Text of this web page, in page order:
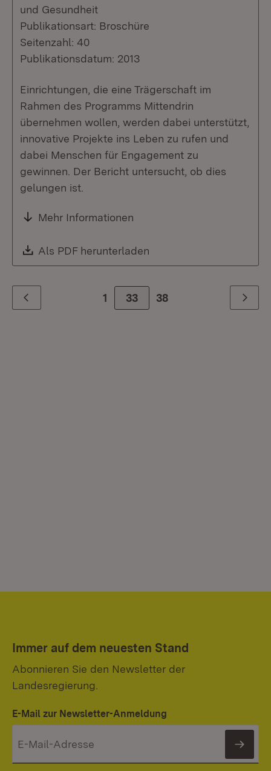
und Gesundheit
Publikationsart: Broschüre
Seitenzahl: 40
Publikationsdatum: 2013
Einrichtungen, die eine Trägerschaft im
Rahmen des Programms Mittendrin
übernehmen wollen, werden dabei unterstützt,
innovative Projekte ins Leben zu rufen und
dabei Menschen für Engagement zu
gewinnen. Der Bericht untersucht, ob dies
gelungen ist.
Mehr Informationen
Download:
Als PDF herunterladen
Zurück 1 Zur Seite
33 38 Weiter
Immer auf dem neuesten Stand
Abonnieren Sie den Newsletter der
Landesregierung.
E-Mail zur Newsletter-Anmeldung